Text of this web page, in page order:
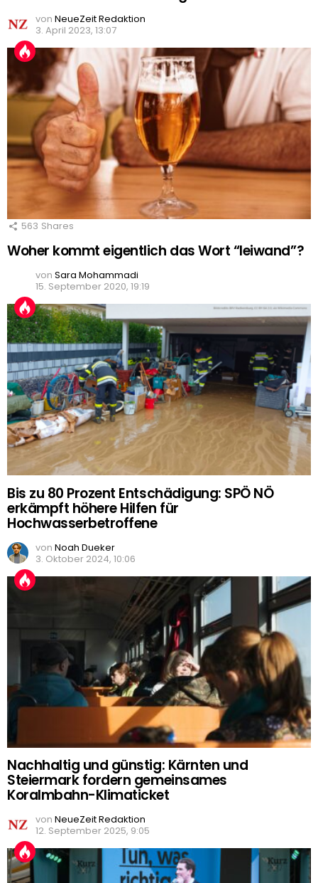
von NeueZeit Redaktion
3. April 2023, 13:07
563 Shares
Woher kommt eigentlich das Wort “leiwand”?
von Sara Mohammadi
15. September 2020, 19:19
Bis zu 80 Prozent Entschädigung: SPÖ NÖ
erkämpft höhere Hilfen für
Hochwasserbetroffene
von Noah Dueker
3. Oktober 2024, 10:06
Nachhaltig und günstig: Kärnten und
Steiermark fordern gemeinsames
Koralmbahn-Klimaticket
von NeueZeit Redaktion
12. September 2025, 9:05